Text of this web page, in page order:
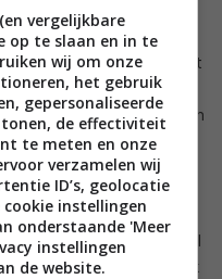
en knoppen
bedienen zijn. Ook het
Windows 8.1 aangepast
Fabrikanten kunnen
weergegeven
bediening.
strategie als Apple
MacBook en iPad.
displays naar maximaal
150 procent mogelijk
vergelijkbare
op te slaan en in te
wij om onze
het gebruik
gepersonaliseerde
de effectiviteit
te meten en onze
verzamelen wij
ID’s, geolocatie
instellingen
onderstaande 'Meer
instellingen
de website.